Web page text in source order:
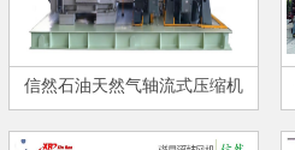
信然石油天然气轴流式压缩机